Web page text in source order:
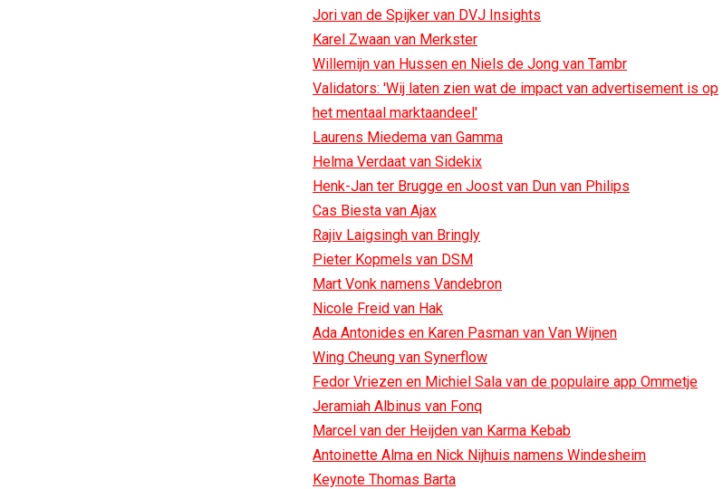
Jori van de Spijker van DVJ Insights
Karel Zwaan van Merkster
Willemijn van Hussen en Niels de Jong van Tambr
Validators: 'Wij laten zien wat de impact van advertisement is op
het mentaal marktaandeel'
Laurens Miedema van Gamma
Helma Verdaat van Sidekix
Henk-Jan ter Brugge en Joost van Dun van Philips
Cas Biesta van Ajax
Rajiv Laigsingh van Bringly
Pieter Kopmels van DSM
Mart Vonk namens Vandebron
Nicole Freid van Hak
Ada Antonides en Karen Pasman van Van Wijnen
Wing Cheung van Synerflow
Fedor Vriezen en Michiel Sala van de populaire app Ommetje
Jeramiah Albinus van Fonq
Marcel van der Heijden van Karma Kebab
Antoinette Alma en Nick Nijhuis namens Windesheim
Keynote Thomas Barta